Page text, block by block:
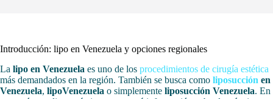
Introducción: lipo en Venezuela y opciones regionales
La lipo en Venezuela es uno de los procedimientos de cirugía estética
más demandados en la región. También se busca como liposucción en
Venezuela, lipoVenezuela o simplemente liposucción Venezuela. En